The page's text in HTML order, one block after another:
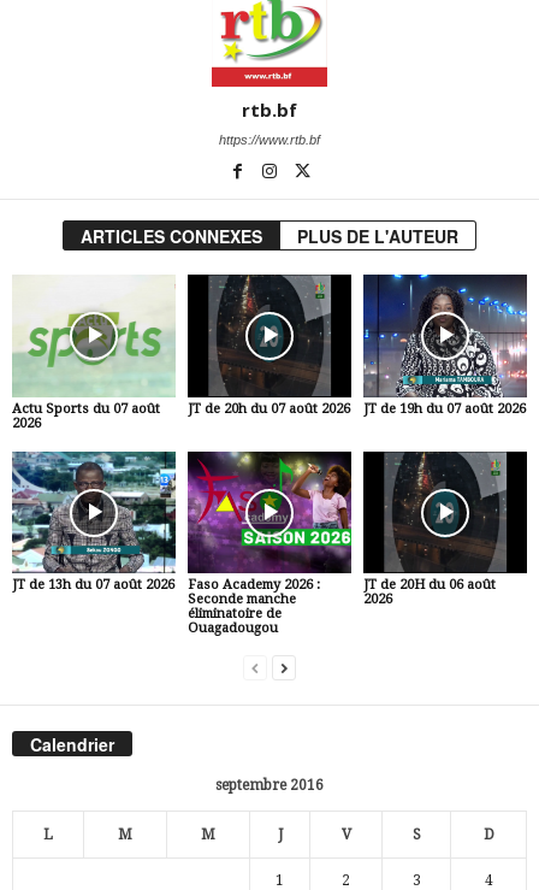
rtb.bf
https://www.rtb.bf
ARTICLES CONNEXES PLUS DE L'AUTEUR
Actu Sports du 07 août
2026
JT de 20h du 07 août 2026 JT de 19h du 07 août 2026
JT de 13h du 07 août 2026
Faso Academy 2026 :
Seconde manche
éliminatoire de
Ouagadougou
JT de 20H du 06 août
2026
Calendrier
septembre 2016
L M M J V S D
1 2 3 4